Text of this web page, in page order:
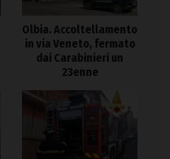
Olbia. Accoltellamento
in via Veneto, fermato
dai Carabinieri un
23enne